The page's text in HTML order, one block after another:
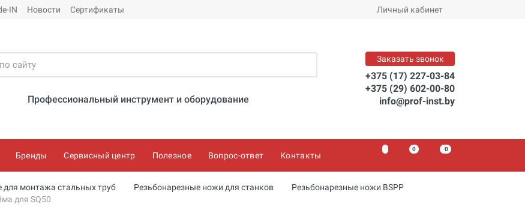
IN Новости Сертификаты Личный кабинет
Профессиональный инструмент и оборудование
Заказать звонок
+375 (17) 227-03-84
+375 (29) 602-00-80
info@prof-inst.by
Бренды Сервисный центр Полезное Вопрос-ответ Контакты
0 00
для монтажа стальных труб Резьбонарезные ножи для станков
Резьбонарезные ножи BSPP
для SQ50